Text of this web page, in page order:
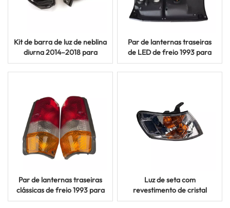
Kit de barra de luz de neblina
diurna 2014–2018 para
modelos de van Toyota
Hiace
Par de lanternas traseiras
de LED de freio 1993 para
modelos Toyota Land
Cruiser FJ70 FJ75
Par de lanternas traseiras
clássicas de freio 1993 para
Toyota Land Cruiser FJ70
Luz de seta com
revestimento de cristal
transparente 1993–1997